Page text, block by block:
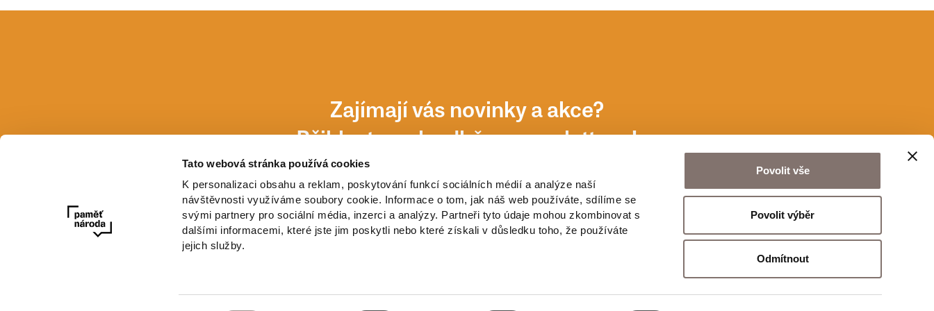
Tato webová stránka používá cookies
K personalizaci obsahu a reklam, poskytování funkcí sociálních médií a analýze naší
návštěvnosti využíváme soubory cookie. Informace o tom, jak náš web používáte, sdílíme se
svými partnery pro sociální média, inzerci a analýzy. Partneři tyto údaje mohou zkombinovat s
dalšími informacemi, které jste jim poskytli nebo které získali v důsledku toho, že používáte
jejich služby.
Povolit vše
Povolit výběr
Odmítnout
Zajímají vás novinky a akce?
Přihlaste se k odběru newsletteru!
E-mail